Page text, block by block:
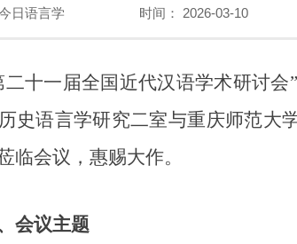
日语言学 时间： 2026-03-10
一届全国近代汉语学术研讨会”
史语言学研究二室与重庆师范大
临会议，惠赐大作。
会议主题